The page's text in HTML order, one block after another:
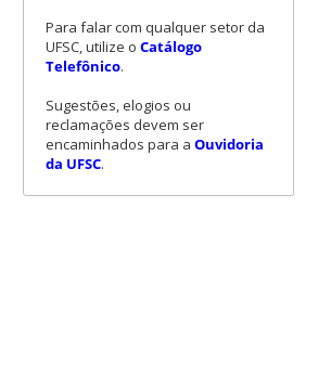
Para falar com qualquer setor da
UFSC, utilize o Catálogo
Telefônico.
Sugestões, elogios ou
reclamações devem ser
encaminhados para a Ouvidoria
da UFSC.